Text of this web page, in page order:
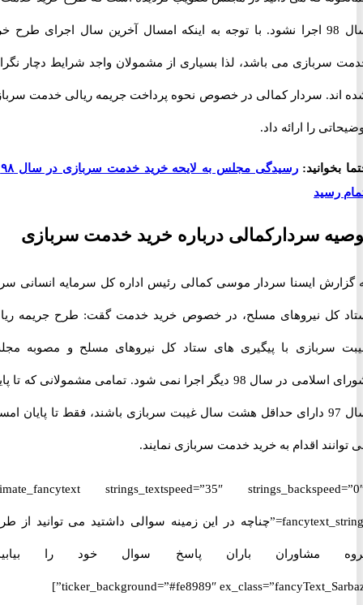
سال 98 اجرا نشود. با توجه به اینکه امسال آخرین سال اجرای طرح خرید
می باشد، لذا بسیاری از مشمولان واجد شرایط دچار نگرانی
سردار کمالی در خصوص نحوه پرداخت جریمه ریالی خدمت سربازی
را ارائه داد.
رسیدگی مجلس به لایحه خرید خدمت سربازی در سال ۹۸ به
رسید
سردارکمالی درباره خرید خدمت سربازی
ایسنا سردار موسی کمالی رئیس اداره کل سرمایه انسانی سرباز
کل نیروهای مسلح، در خصوص خرید خدمت گقت: طرح جریمه ریالی
سربازی با پیگیری های ستاد کل نیروهای مسلح و مصوبه مجلس
شورای اسلامی در سال 98 دیگر اجرا نمی شود. تمامی مشمولانی که تا پایان
سال 97 دارای حداقل هشت سال غیبت سربازی باشند، فقط تا پایان امسال
اقدام به خرید خدمت سربازی نمایند.
[ultimate_fancytext strings_textspeed=”35″
fancytext_strings=”چناچه در این زمینه سوالی داشتید می توانید از طریق
مشاوران باران پاسخ سوال خود را بیابید.”
ticker_background=”#fe8989″